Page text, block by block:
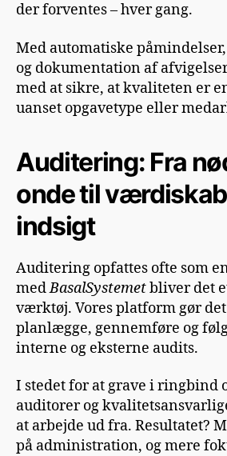
der forventes – hver gang.
Med automatiske
og dokumentation af
med at sikre, at kvaliteten er
uanset opgavetype eller
Auditering: Fra
onde til
indsigt
Auditering opfattes ofte som
medBasalSystemetbliver det
værktøj. Vores platform gør
planlægge, gennemføre og
interne og eksterne audits.
I stedet for at grave i ringbind
auditorer og
at arbejde ud fra. Resultatet?
på administration, og mere